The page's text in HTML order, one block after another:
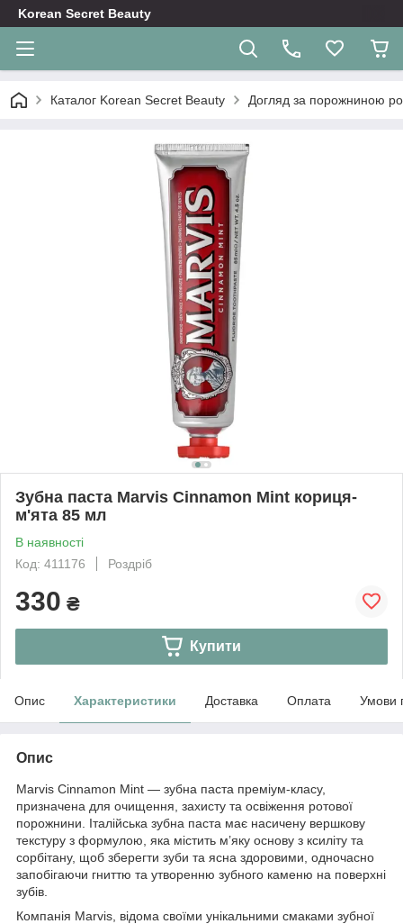
Korean Secret Beauty
Каталог Korean Secret Beauty Догляд за порожниною
Зубна паста Marvis Cinnamon Mint кориця-
м'ята 85 мл
В наявності
Код: 411176
Роздріб
330 ₴
Купити
Опис Характеристики Доставка Оплата Умови
Опис
Marvis Cinnamon Mint — зубна паста преміум-класу,
призначена для очищення, захисту та освіження ротової
порожнини. Італійська зубна паста має насичену вершкову
текстуру з формулою, яка містить м’яку основу з ксиліту та
сорбітану, щоб зберегти зуби та ясна здоровими, одночасно
запобігаючи гниттю та утворенню зубного каменю на поверхні
зубів.
Компанія Marvis, відома своїми унікальними смаками зубної